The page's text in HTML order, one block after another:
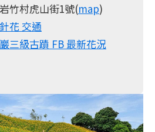
竹村虎山街1號(map)
花 交通
三級古蹟 FB 最新花況